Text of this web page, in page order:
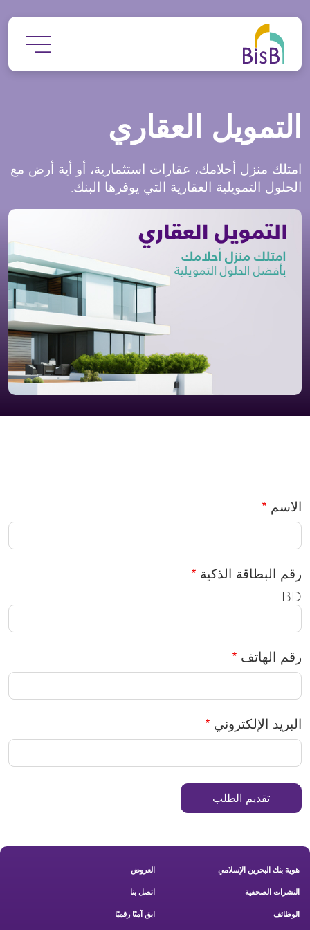
التمويل العقاري
امتلك منزل أحلامك، عقارات استثمارية، أو أية أرض مع
الحلول التمويلية العقارية التي يوفرها البنك.
الاسم
رقم البطاقة الذكیة
BD
رقم الهاتف
البرید الإلكتروني
Footer New
هوية بنك البحرين الإسلامي العروض
النشرات الصحفية اتصل بنا
الوظائف ابق آمنًا رقميًا